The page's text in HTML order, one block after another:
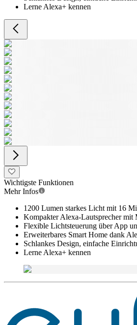
Lerne Alexa+ kennen
Wichtigste Funktionen
Mehr Infos
1200 Lumen starkes Licht mit 16
Kompakter Alexa-Lautsprecher mit
Flexible Lichtsteuerung über App
Erweiterbares Smart Home dank
Schlankes Design, einfache
Lerne Alexa+ kennen